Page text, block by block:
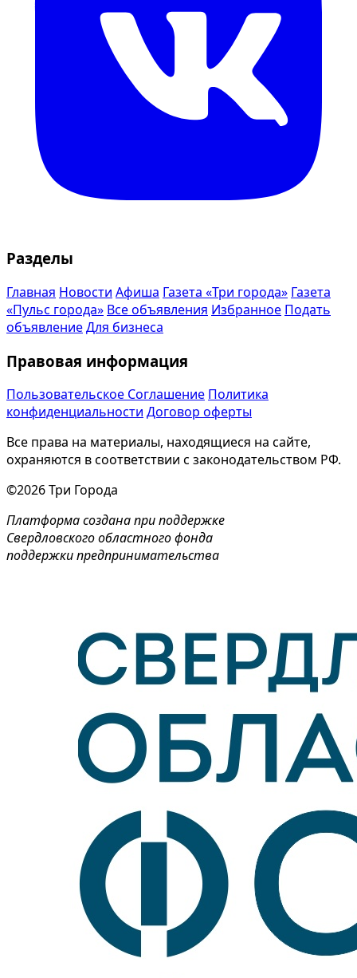
Разделы
Главная Новости Афиша Газета «Три города» Газета
«Пульс города» Все объявления Избранное Подать
объявлениеДля бизнеса
Правовая информация
Пользовательское Соглашение Политика
конфиденциальности Договор оферты
Все права на материалы, находящиеся на сайте,
охраняются в соответствии с законодательством РФ.
©2026 Три Города
Платформа создана при поддержке
Свердловского областного фонда
поддержки предпринимательства